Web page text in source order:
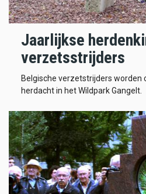
Jaarlijkse
verzetsstrijders
Belgische verzetstrijders worden
herdacht in het Wildpark Gangelt.